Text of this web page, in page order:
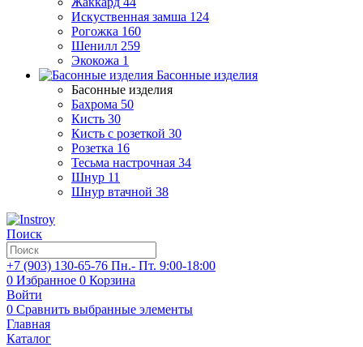
Искуственная замша 124
Рогожка 160
Шенилл 259
Экокожа 1
Басонные изделия
Басонные изделия
Бахрома 50
Кисть 30
Кисть с розеткой 30
Розетка 16
Тесьма настрочная 34
Шнур 11
Шнур втачной 38
Поиск
+7 (903) 130-65-76 Пн.- Пт. 9:00-18:00
0 Избранное 0 Корзина
Войти
0 Сравнить выбранные элементы
Главная
Каталог